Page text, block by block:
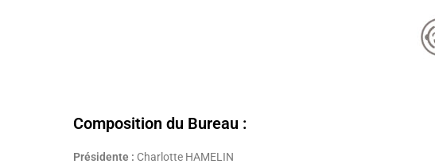
Composition du Bureau :
Présidente : Charlotte HAMELIN